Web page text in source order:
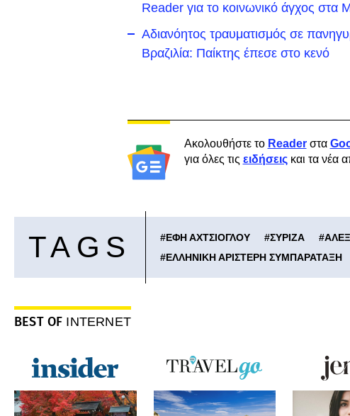
Reader για το κοινωνικό άγχος
Αδιανόητος τραυματισμός σε
Βραζιλία: Παίκτης έπεσε στο κενό
Ακολουθήστε το Readerστα
για όλες τις ειδήσειςκαι τα νέα
TAGS #ΕΦΗ ΑΧΤΣΙΟΓΛΟΥ #ΣΥΡΙΖΑ #
#ΕΛΛΗΝΙΚΗ ΑΡΙΣΤΕΡΗ ΣΥΜΠΑΡΑΤΑΞΗ
BEST OF INTERNET